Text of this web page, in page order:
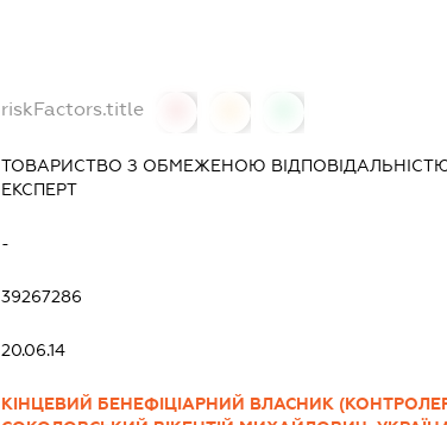
riskFactors.title
ТОВАРИСТВО З ОБМЕЖЕНОЮ
ЕКСПЕРТ
-
39267286
20.06.14
КІНЦЕВИЙ БЕНЕФІЦІАРНИЙ ВЛАСНИК